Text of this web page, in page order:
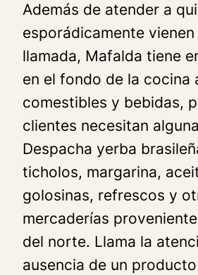
Además de atender a
esporádicamente
llamada, Mafalda tiene
en el fondo de la cocina
comestibles y bebidas,
clientes necesitan
Despacha yerba
ticholos, margarina,
golosinas, refrescos y
mercaderías
del norte. Llama la
ausencia de un